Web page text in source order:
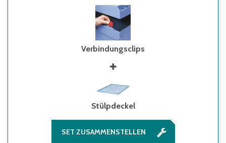
Verbindungsclips
Stülpdeckel
SET ZUSAMMENSTELLEN